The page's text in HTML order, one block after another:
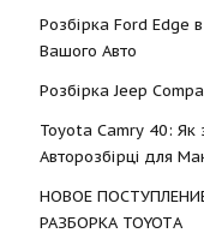
Розбірка Ford Edge
Вашого Авто
Розбірка Jeep
Toyota Camry 40: Як
Авторозбірці для
НОВОЕ
РАЗБОРКА TOYOTА